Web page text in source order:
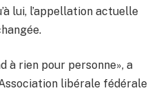
lui, l’appellation actuelle
à rien pour personne», a
libérale fédérale